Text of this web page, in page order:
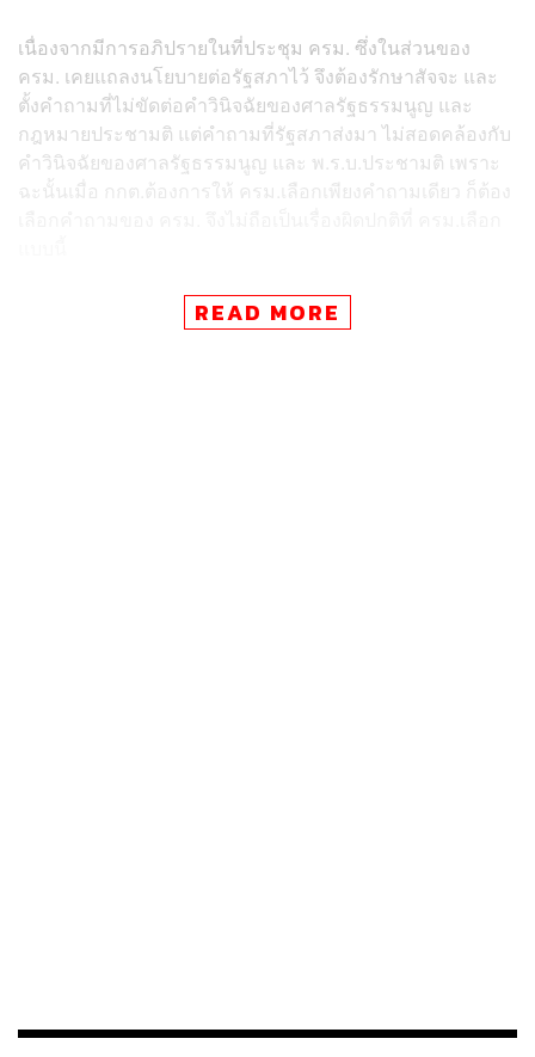
เนื่องจากมีการอภิปรายในที่ประชุม ครม. ซึ่งในส่วนของ
ครม. เคยแถลงนโยบายต่อรัฐสภาไว้ จึงต้องรักษาสัจจะ และ
ตั้งคำถามที่ไม่ขัดต่อคำวินิจฉัยของศาลรัฐธรรมนูญ และ
กฎหมายประชามติ แต่คำถามที่รัฐสภาส่งมา ไม่สอดคล้องกับ
คำวินิจฉัยของศาลรัฐธรรมนูญ และ พ.ร.บ.ประชามติ เพราะ
ฉะนั้นเมื่อ กกต.ต้องการให้ ครม.เลือกเพียงคำถามเดียว ก็ต้อง
แต่ที่ส่งคำถามของรัฐสภาไปตอนแรก ก็เพื่อให้เกียรติว่าเรา
เคารพมติของรัฐสภา ไม่ส่งไม่ได้ แต่ถ้าส่งคำถามของรัฐสภา
READ MORE